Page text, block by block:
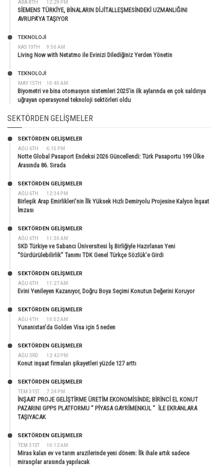
ARA 8TH 12:29 PM
SİEMENS TÜRKİYE, BİNALARIN DİJİTALLEŞMESİNDEKİ UZMANLIĞINI
AVRUPA’YA TAŞIYOR
KAS 19TH 9:50 AM
TEKNOLOJİ
Living Now with Netatmo ile Evinizi Dilediğiniz Yerden Yönetin
MAY 15TH 10:40 AM
TEKNOLOJİ
Biyometri ve bina otomasyon sistemleri 2025’in ilk aylarında en çok saldırıya
uğrayan operasyonel teknoloji sektörleri oldu
SEKTÖRDEN GELIŞMELER
AĞU 6TH 6:15 PM
SEKTÖRDEN GELIŞMELER
Notte Global Pasaport Endeksi 2026 Güncellendi: Türk Pasaportu 199 Ülke
Arasında 86. Sırada
AĞU 6TH 12:34 PM
SEKTÖRDEN GELIŞMELER
Birleşik Arap Emirlikleri’nin İlk Yüksek Hızlı Demiryolu Projesine Kalyon İnşaat
İmzası
AĞU 6TH 11:30 AM
SEKTÖRDEN GELIŞMELER
SKD Türkiye ve Sabancı Üniversitesi İş Birliğiyle Hazırlanan Yeni
“Sürdürülebilirlik” Tanımı TDK Genel Türkçe Sözlük’e Girdi
AĞU 6TH 11:27 AM
SEKTÖRDEN GELIŞMELER
Evini Yenileyen Kazanıyor, Doğru Boya Seçimi Konutun Değerini Koruyor
AĞU 4TH 10:52 AM
SEKTÖRDEN GELIŞMELER
Yunanistan’da Golden Visa için 5 neden
AĞU 3RD 12:42 PM
SEKTÖRDEN GELIŞMELER
Konut inşaat firmaları şikayetleri yüzde 127 arttı
TEM 31ST 7:24 PM
SEKTÖRDEN GELIŞMELER
İNŞAAT PROJE GELİŞTİRME ÜRETİM EKONOMİSİNDE; BİRİNCİ EL KONUT
PAZARINI GPPS PLATFORMU ” PİYASA GAYRİMENKUL ” İLE EKRANLARA
TAŞIYACAK
TEM 31ST 10:12 AM
SEKTÖRDEN GELIŞMELER
Miras kalan ev ve tarım arazilerinde yeni dönem: İlk ihale artık sadece
mirasçılar arasında yapılacak